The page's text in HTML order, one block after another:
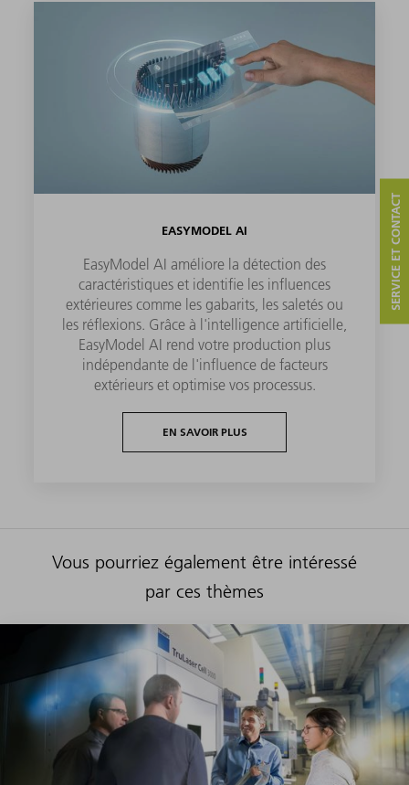
EASYMODEL AI
EasyModel AI améliore la détection des
caractéristiques et identifie les influences
extérieures comme les gabarits, les saletés ou
les réflexions. Grâce à l'intelligence artificielle,
EasyModel AI rend votre production plus
indépendante de l'influence de facteurs
extérieurs et optimise vos processus.
EN SAVOIR PLUS
Vous pourriez également être intéressé
par ces thèmes
SERVICE ET CONTACT